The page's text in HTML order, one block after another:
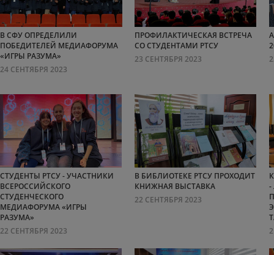
В СФУ ОПРЕДЕЛИЛИ
ПОБЕДИТЕЛЕЙ МЕДИАФОРУМА
«ИГРЫ РАЗУМА»
24 СЕНТЯБРЯ 2023
ПРОФИЛАКТИЧЕСКАЯ ВСТРЕЧА
СО СТУДЕНТАМИ РТСУ
23 СЕНТЯБРЯ 2023
СТУДЕНТЫ РТСУ - УЧАСТНИКИ
ВСЕРОССИЙСКОГО
СТУДЕНЧЕСКОГО
МЕДИАФОРУМА «ИГРЫ
РАЗУМА»
22 СЕНТЯБРЯ 2023
В БИБЛИОТЕКЕ РТСУ ПРОХОДИТ
КНИЖНАЯ ВЫСТАВКА
22 СЕНТЯБРЯ 2023
-